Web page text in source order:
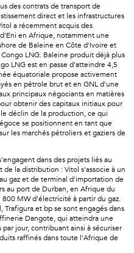
des contrats de transport de
direct et les infrastructures
a récemment acquis des
en Afrique, notamment une
de Baleine en Côte d'Ivoire et
LNG. Baleine produit déjà plus
LNG est en passe d'atteindre 4,5
équatoriale propose activement
en pétrole brut et en GNL d'une
principaux négociants en matières
obtenir des capitaux initiaux pour
déclin de la production, ce qui
se positionnent en tant que
les marchés pétroliers et gaziers de
dans des projets liés au
la distribution : Vitol s'associe à un
gaz et de terminal d'importation de
au port de Durban, en Afrique du
MW d'électricité à partir du gaz.
et bp se sont engagés dans
Dangote, qui atteindra une
jour, contribuant ainsi à sécuriser
raffinés dans toute l'Afrique de